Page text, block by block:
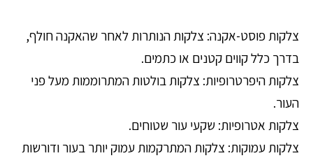
צלקות פוסט-אקנה: צלקות הנותרות לאחר שהאקנה חולף,
בדרך כלל קווים קטנים או כתמים.
צלקות היפרטרופיות: צלקות בולטות המתרוממות מעל פני
העור.
צלקות אטרופיות: שקעי עור שטוחים.
צלקות עמוקות: צלקות המתרקמות עמוק יותר בעור ודורשות